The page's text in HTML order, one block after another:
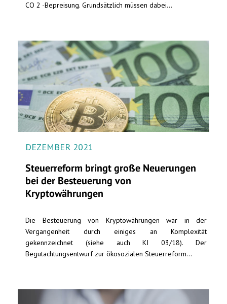
CO 2 -Bepreisung. Grundsätzlich müssen dabei...
DEZEMBER 2021
Steuerreform bringt große Neuerungen
bei der Besteuerung von
Kryptowährungen
Die Besteuerung von Kryptowährungen war in der
Vergangenheit durch einiges an Komplexität
gekennzeichnet (siehe auch KI 03/18). Der
Begutachtungsentwurf zur ökosozialen Steuerreform...